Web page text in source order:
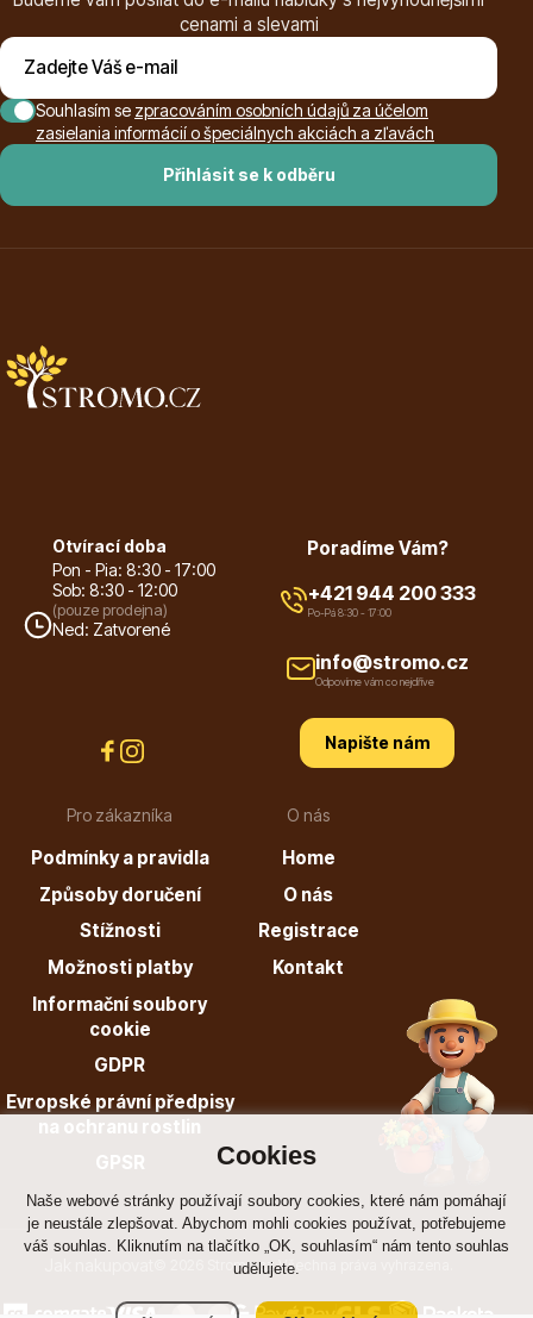
Cookies
Naše webové stránky používají soubory cookies, které nám pomáhají
je neustále zlepšovat. Abychom mohli cookies používat, potřebujeme
váš souhlas. Kliknutím na tlačítko „OK, souhlasím“ nám tento souhlas
udělujete.
cenami a slevami
Přihlásit se k odběru
Souhlasím se zpracováním osobních údajů za účelom
zasielania informácií o špeciálnych akciách a zľavách
Otvírací doba
Pon - Pia: 8:30 - 17:00
Sob: 8:30 - 12:00
(pouze prodejna)
Ned: Zatvorené
Pro zákazníka
Podmínky a pravidla
Způsoby doručení
Stížnosti
Možnosti platby
Informační soubory
cookie
GDPR
Evropské právní předpisy
na ochranu rostlin
GPSR
O nás
Home
O nás
Registrace
Kontakt
Poradíme Vám?
+421 944 200 333
Po-Pá 8:30 - 17:00
info@stromo.cz
Odpovíme vám co nejdříve
Napište nám
© 2026 Stromo.cz Všechna práva vyhrazena.